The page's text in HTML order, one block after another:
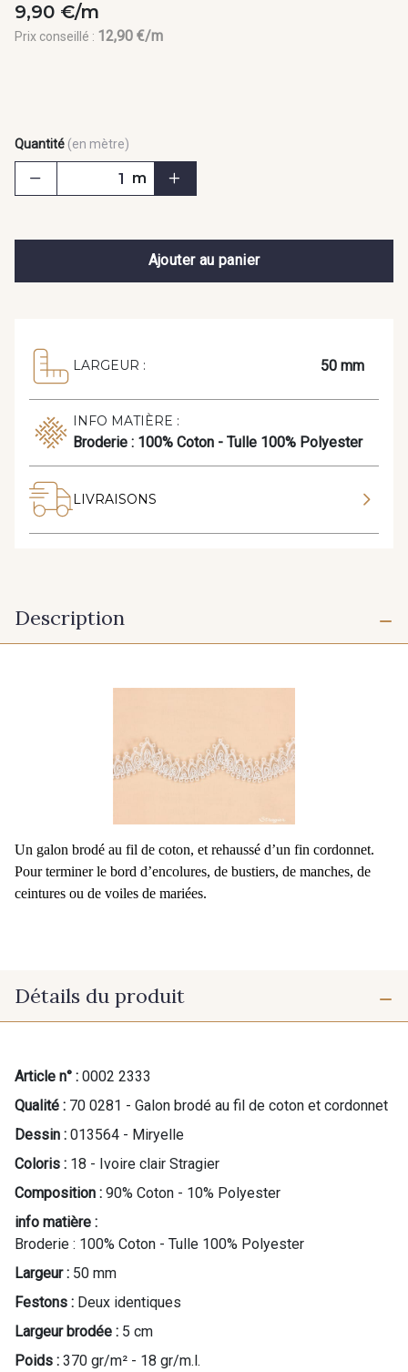
9,90 €/m
Prix conseillé : 12,90 €/m
Quantité (en mètre)
m
Ajouter au panier
LARGEUR : 50 mm
INFO MATIÈRE :
Broderie : 100% Coton - Tulle 100% Polyester
LIVRAISONS
Description
Un galon brodé au fil de coton, et rehaussé d’un fin cordonnet.
Pour terminer le bord d’encolures, de bustiers, de manches, de
ceintures ou de voiles de mariées.
Détails du produit
Article n° : 0002 2333
Qualité : 70 0281 - Galon brodé au fil de coton et cordonnet
Dessin : 013564 - Miryelle
Coloris : 18 - Ivoire clair Stragier
Composition : 90% Coton - 10% Polyester
info matière :
Broderie : 100% Coton - Tulle 100% Polyester
Largeur : 50 mm
Festons : Deux identiques
Largeur brodée : 5 cm
Poids : 370 gr/m² - 18 gr/m.l.